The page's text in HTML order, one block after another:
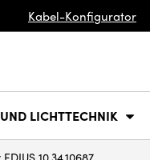
Kabel-Konfigurator
LICHTTECHNIK
10.34.10687